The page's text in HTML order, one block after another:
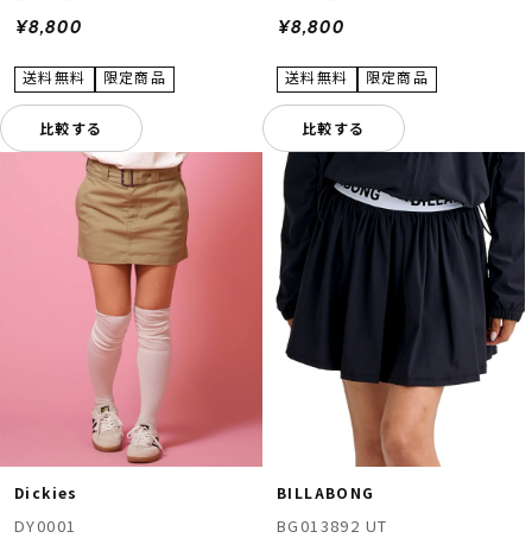
¥8,800
比較する
¥8,800
比較する
Dickies
DY0001
BILLABONG
BG013892 UT